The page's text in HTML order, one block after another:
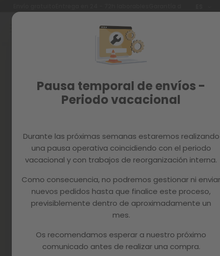
Pausa temporal de envíos -
Periodo vacacional
Durante las próximas semanas estaremos realizando
una pausa operativa coincidiendo con el periodo
vacacional y con trabajos de reorganización interna.
Como consecuencia, no podremos gestionar ni enviar
nuevos pedidos hasta que finalice este proceso,
previsiblemente dentro de aproximadamente un
mes.
Os recomendamos esperar a nuestro próximo
comunicado antes de realizar una compra.